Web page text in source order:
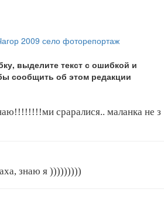
2009 село фоторепортаж
выделите текст с ошибкой и
сообщить об этом редакции
сраралися.. маланка не з
знаю я )))))))))